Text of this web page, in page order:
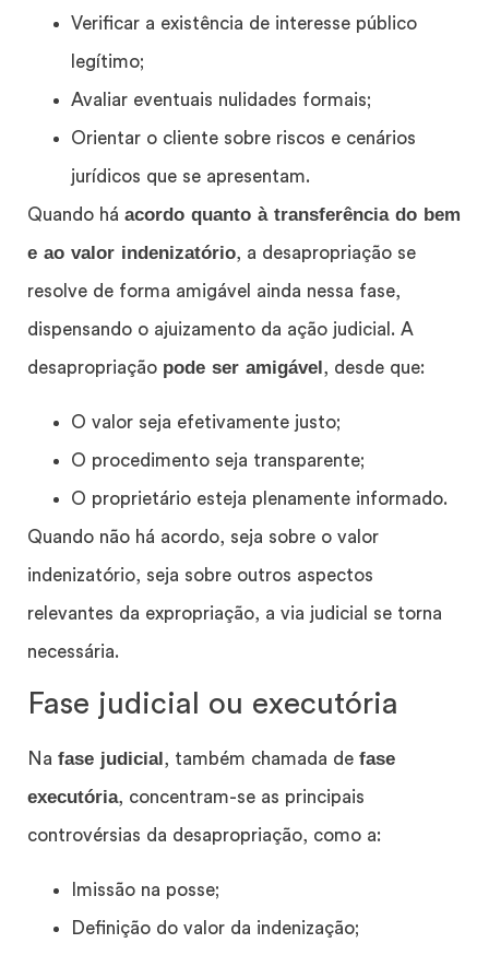
Verificar a existência de interesse público
legítimo;
Avaliar eventuais nulidades formais;
Orientar o cliente sobre riscos e cenários
jurídicos que se apresentam.
Quando há acordo quanto à transferência do bem
e ao valor indenizatório, a desapropriação se
resolve de forma amigável ainda nessa fase,
dispensando o ajuizamento da ação judicial. A
desapropriação pode ser amigável , desde que:
O valor seja efetivamente justo;
O procedimento seja transparente;
O proprietário esteja plenamente informado.
Quando não há acordo, seja sobre o valor
indenizatório, seja sobre outros aspectos
relevantes da expropriação, a via judicial se torna
necessária.
Fase judicial ou executória
Na fase judicial , também chamada de fase
executória, concentram-se as principais
controvérsias da desapropriação, como a:
Imissão na posse;
Definição do valor da indenização;